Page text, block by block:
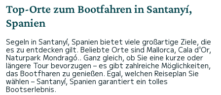
Top-Orte zum Bootfahren in Santanyí,
Spanien
Segeln in Santanyí, Spanien bietet viele großartige Ziele, die
es zu entdecken gilt. Beliebte Orte sind Mallorca, Cala d'Or,
Naturpark Mondragó.. Ganz gleich, ob Sie eine kurze oder
längere Tour bevorzugen – es gibt zahlreiche Möglichkeiten,
das Bootfharen zu genießen. Egal, welchen Reiseplan Sie
wählen – Santanyí, Spanien garantiert ein tolles
Bootserlebnis.